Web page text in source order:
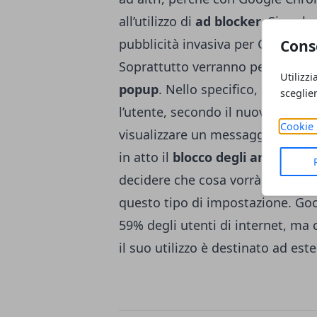
Cookie
all’utilizzo di ad blocker. Si
pubblicità invasiva per Google
Soprattutto verranno
popup. Nello specifico, per
l’utente, secondo il nuovo
visualizzare un messaggio, con
in atto il blocco degli annunci
decidere che cosa vorrà fare,
questo tipo di impostazione.
59% degli utenti di internet, ma
il suo utilizzo è destinato ad